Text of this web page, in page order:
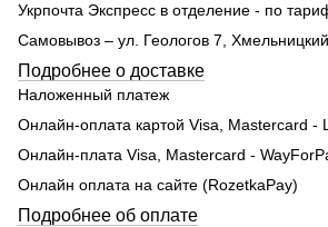
Укрпочта Экспресс в отделение - по
Самовывоз – ул. Геологов 7, Хмельницкий
Подробнее о доставке
Наложенный платеж
Онлайн-оплата картой Visa, Mastercard -
Онлайн-плата Visa, Mastercard -
Онлайн оплата на сайте (RozetkaPay)
Подробнее об оплате